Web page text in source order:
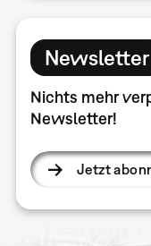
Newsletter
Nichts mehr
Newsletter!
Jetzt